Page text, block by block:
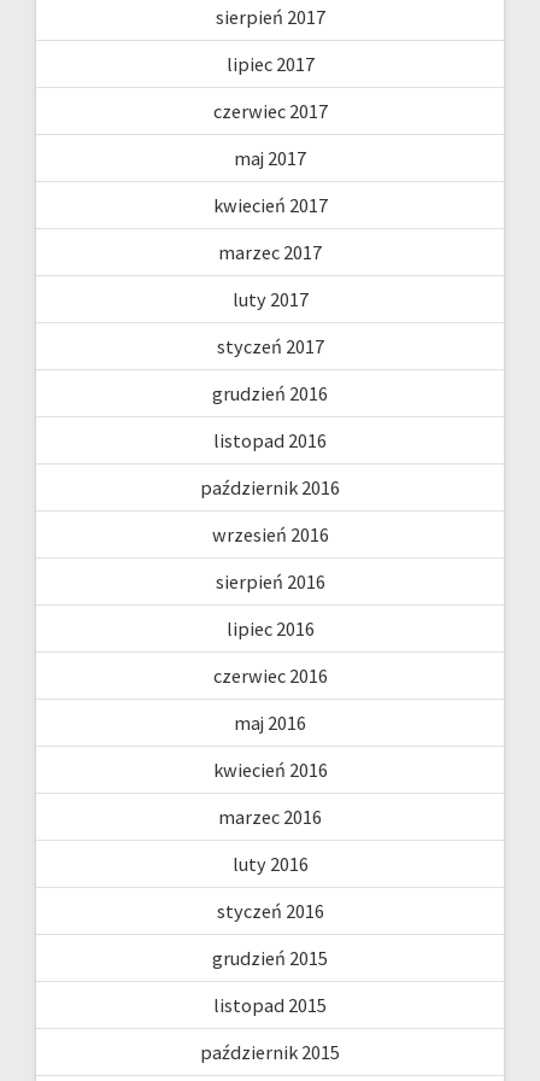
sierpień 2017
lipiec 2017
czerwiec 2017
maj 2017
kwiecień 2017
marzec 2017
luty 2017
styczeń 2017
grudzień 2016
listopad 2016
październik 2016
wrzesień 2016
sierpień 2016
lipiec 2016
czerwiec 2016
maj 2016
kwiecień 2016
marzec 2016
luty 2016
styczeń 2016
grudzień 2015
listopad 2015
październik 2015